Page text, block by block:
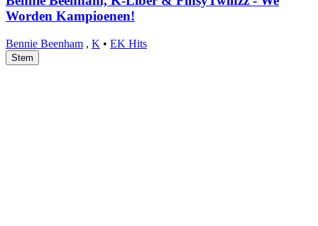
Worden Kampioenen!
Bennie Beenham , K • EK Hits
Stem